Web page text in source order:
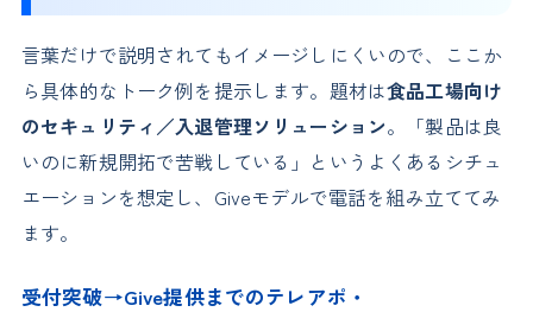
言葉だけで説明されてもイメージしにくいので、ここか
ら具体的なトーク例を提示します。題材は食品工場向け
のセキュリティ／入退管理ソリューション。「製品は良
いのに新規開拓で苦戦している」というよくあるシチュ
エーションを想定し、Giveモデルで電話を組み立ててみ
ます。
受付突破→Give提供までのテレアポ・